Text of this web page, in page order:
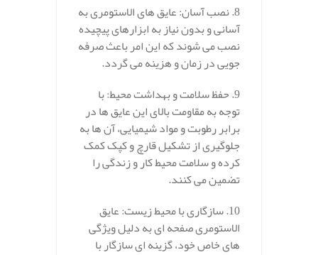
8. نصب آسان: عایق‌ های الاستومری به
آسانی و بدون نیاز به ابزارهای پیچیده
نصب می‌ شوند که این امر باعث صرفه‌
جویی در زمان و هزینه می‌ گردد.
9. حفظ سلامت و بهداشت محیط: با
توجه به مقاومت بالای این عایق‌ ها در
برابر رطوبت و مواد شیمیایی، آن‌ ها به
جلوگیری از تشکیل قارچ و کپک کمک
کرده و سلامت محیط کار و زندگی را
تضمین می‌ کنند.
10. سازگاری با محیط زیست: عایق
الاستومری صفحه ای به دلیل ویژگی‌
های خاص خود، گزینه‌ ای سازگار با